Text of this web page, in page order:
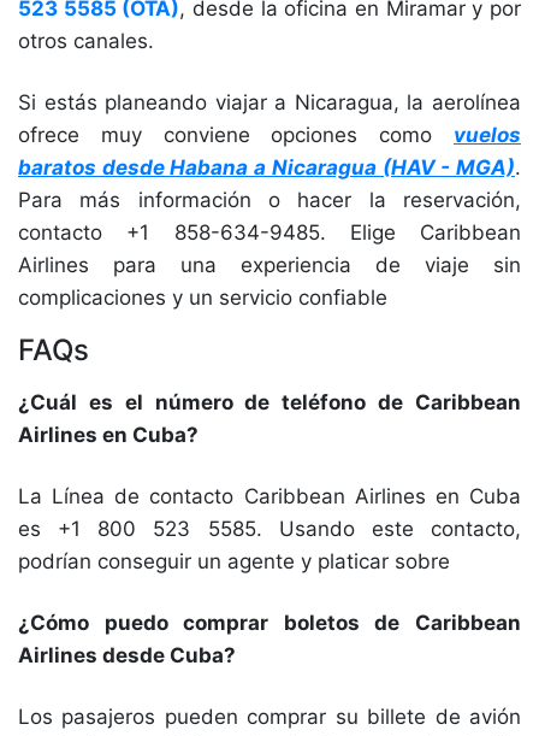
523 5585 (OTA), desde la oficina en Miramar y por
otros canales.
Si estás planeando viajar a Nicaragua, la aerolínea
ofrece muy conviene opciones como vuelos
baratos desde Habana a Nicaragua (HAV - MGA).
Para más información o hacer la reservación,
contacto +1 858-634-9485. Elige Caribbean
Airlines para una experiencia de viaje sin
complicaciones y un servicio confiable
FAQs
¿Cuál es el número de teléfono de Caribbean
Airlines en Cuba?
La Línea de contacto Caribbean Airlines en Cuba
es +1 800 523 5585. Usando este contacto,
podrían conseguir un agente y platicar sobre
¿Cómo puedo comprar boletos de Caribbean
Airlines desde Cuba?
Los pasajeros pueden comprar su billete de avión